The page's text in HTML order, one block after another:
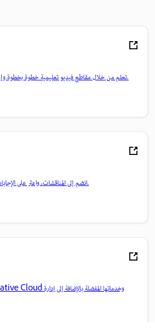
تعلم من خلال مقاطع فيديو تعليمية خطوة بخطوة وإرشادات عملية مباشرة داخل التطبيق.
انضم إلى المناقشات، واعثر على الإجابات، وتعلم من الخبراء، وشارك معرفتك.